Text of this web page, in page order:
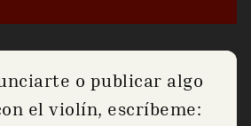
o publicar algo
el violín, escríbeme: